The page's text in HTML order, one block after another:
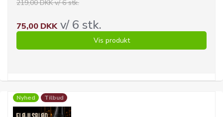
219,00 DKK v/ 6 stk.
75,00 DKKv/ 6 stk.
Vis produkt
Nyhed Tilbud